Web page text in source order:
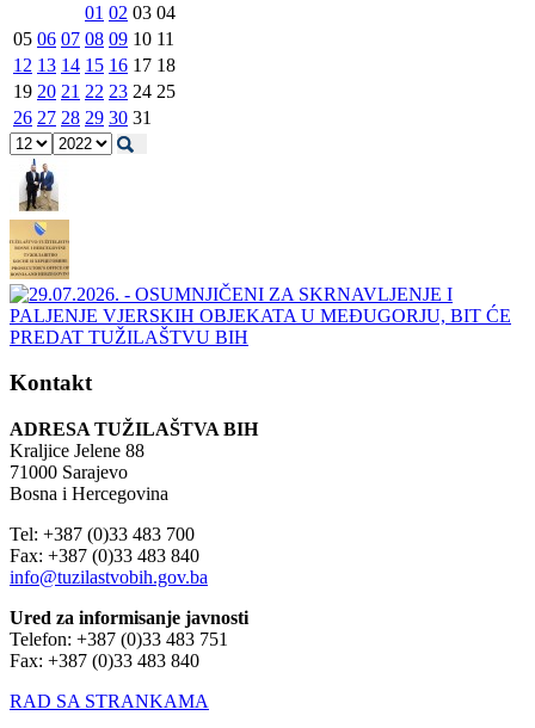
01 02 03 04
05 06 07 08 09 10 11
12 13 14 15 16 17 18
19 20 21 22 23 24 25
26 27 28 29 30 31
Kontakt
ADRESA TUŽILAŠTVA BIH
Kraljice Jelene 88
71000 Sarajevo
Bosna i Hercegovina
Tel: +387 (0)33 483 700
Fax: +387 (0)33 483 840
info@tuzilastvobih.gov.ba
Ured za informisanje javnosti
Telefon: +387 (0)33 483 751
Fax: +387 (0)33 483 840
RAD SA STRANKAMA